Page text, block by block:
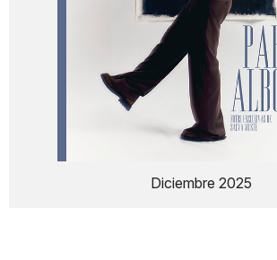
Diciembre 2025